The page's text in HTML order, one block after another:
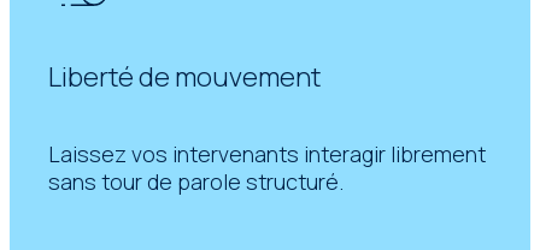
Liberté de mouvement
Laissez vos intervenants interagir librement
sans tour de parole structuré.